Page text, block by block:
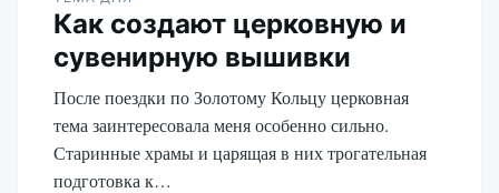
Как создают церковную и
сувенирную вышивки
После поездки по Золотому Кольцу церковная
тема заинтересовала меня особенно сильно.
Старинные храмы и царящая в них трогательная
подготовка к…